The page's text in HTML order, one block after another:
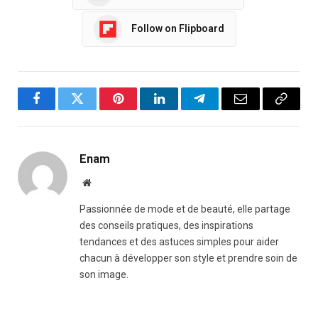
Follow on Flipboard
FacebookTwitter PinterestLinkedInTelegramEmail
Copy
Enam
Website
Passionnée de mode et de beauté, elle partage
des conseils pratiques, des inspirations
tendances et des astuces simples pour aider
chacun à développer son style et prendre soin de
son image.